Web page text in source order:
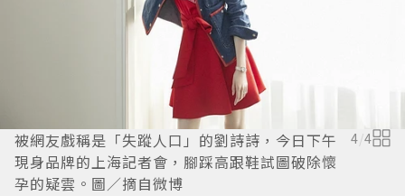
被網友戲稱是「失蹤人口」的劉詩詩，今日下午
現身品牌的上海記者會，腳踩高跟鞋試圖破除懷
孕的疑雲。圖／摘自微博
4/4